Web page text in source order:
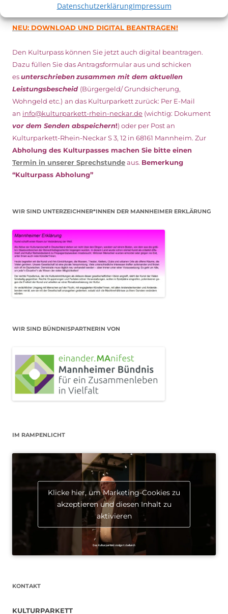
DatenschutzerklärungImpressum
NEU: DOWNLOAD UND DIGITAL BEANTRAGEN!
Den Kulturpass können Sie jetzt auch digital beantragen.
Dazu füllen Sie das Antragsformular aus und schicken
esunterschriebenzusammen mit dem aktuellen
Leistungsbescheid (Bürgergeld/ Grundsicherung,
Wohngeld etc.) an das Kulturparkett zurück: Per E-Mail
an info@kulturparkett-rhein-neckar.de (wichtig: Dokument
vor dem Senden abspeichern!) oder per Post an
Kulturparkett-Rhein-Neckar S 3, 12 in 68161 Mannheim. Zur
Abholung des Kulturpasses machen Sie bitte einen
Termin in unserer Sprechstundeaus. Bemerkung
“Kulturpass Abholung”
WIR SIND UNTERZEICHNER*INNEN DER MANNHEIMER ERKLÄRUNG
WIR SIND BÜNDNISPARTNERIN VON
IM RAMPENLICHT
Klicke hier, um Marketing-Cookies zu
akzeptieren und diesen Inhalt zu
aktivieren
KONTAKT
KULTURPARKETT